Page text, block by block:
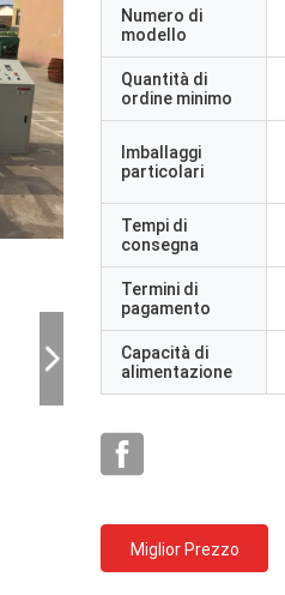
Numero di
modello
Quantità di
ordine minimo
Imballaggi
particolari
Tempi di
consegna
Termini di
pagamento
Capacità di
alimentazione
Miglior Prezzo